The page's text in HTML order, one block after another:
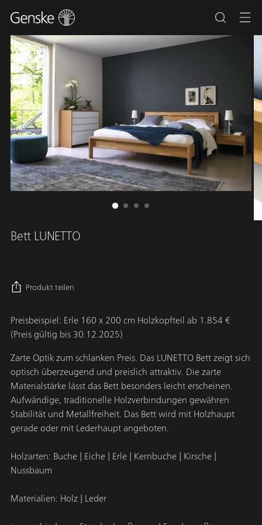
Bett LUNETTO
Produkt teilen
Preisbeispiel: Erle 160 x 200 cm Holzkopfteil ab 1.854 €
(Preis gültig bis 30.12.2025)
Zarte Optik zum schlanken Preis. Das LUNETTO Bett zeigt sich
optisch überzeugend und preislich attraktiv. Die zarte
Materialstärke lässt das Bett besonders leicht erscheinen.
Aufwändige, traditionelle Holzverbindungen gewähren
Stabilität und Metallfreiheit. Das Bett wird mit Holzhaupt
gerade oder mit Lederhaupt angeboten.
Holzarten: Buche | Eiche | Erle | Kernbuche | Kirsche |
Nussbaum
Materialien: Holz | Leder